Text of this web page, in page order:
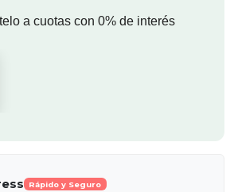
a cuotas con 0% de interés
Rápido y Seguro